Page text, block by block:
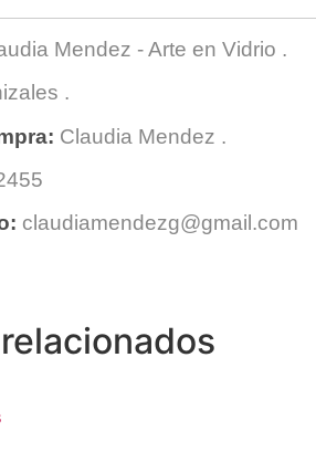
Mendez - Arte en Vidrio .
.
Claudia Mendez .
claudiamendezg@gmail.com